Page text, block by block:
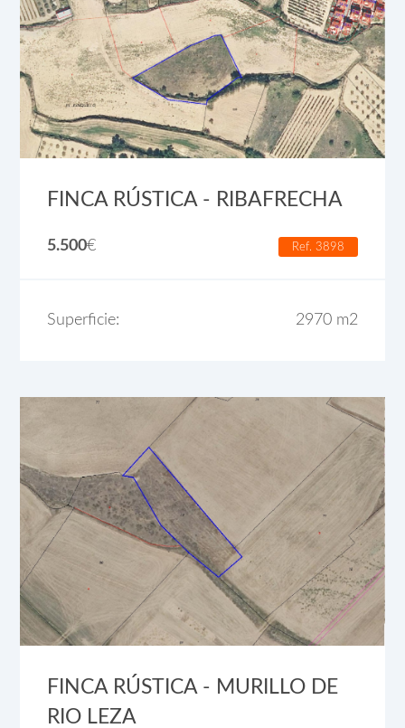
FINCA RÚSTICA - RIBAFRECHA
5.500€ Ref. 3898
Superficie: 2970 m2
FINCA RÚSTICA - MURILLO DE
RIO LEZA